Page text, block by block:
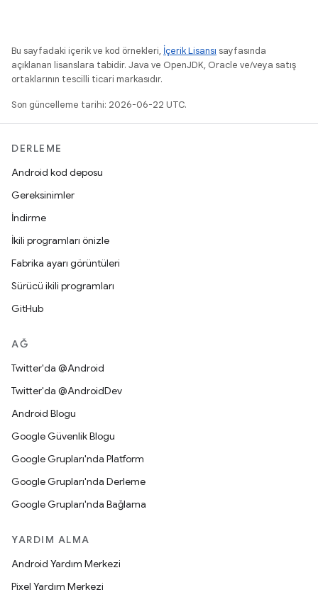
Bu sayfadaki içerik ve kod örnekleri, İçerik Lisansı sayfasında
açıklanan lisanslara tabidir. Java ve OpenJDK, Oracle ve/veya satış
ortaklarının tescilli ticari markasıdır.
Son güncelleme tarihi: 2026-06-22 UTC.
DERLEME
Android kod deposu
Gereksinimler
İndirme
İkili programları önizle
Fabrika ayarı görüntüleri
Sürücü ikili programları
GitHub
AĞ
Twitter'da @Android
Twitter'da @AndroidDev
Android Blogu
Google Güvenlik Blogu
Google Grupları'nda Platform
Google Grupları'nda Derleme
Google Grupları'nda Bağlama
YARDIM ALMA
Android Yardım Merkezi
Pixel Yardım Merkezi